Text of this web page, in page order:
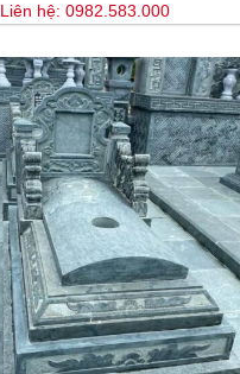
Liên hệ: 0982.583.000